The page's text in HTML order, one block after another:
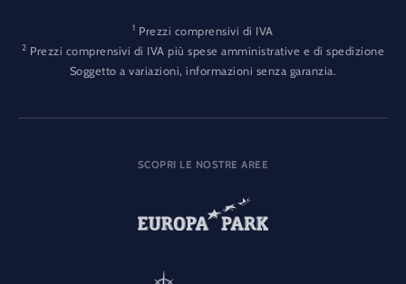
1 Prezzi comprensivi di IVA
2 Prezzi comprensivi di IVA più spese amministrative e di spedizione
Soggetto a variazioni, informazioni senza garanzia.
SCOPRI LE NOSTRE AREE